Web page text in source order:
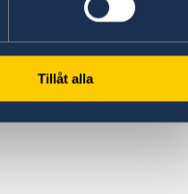
Tillåt alla